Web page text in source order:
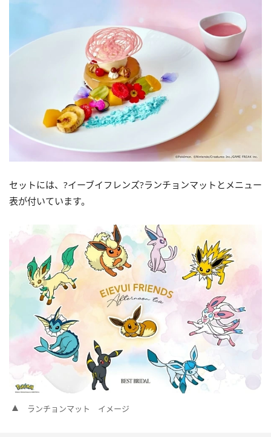
セットには、?イーブイフレンズ?ランチョンマットとメニュー
表が付いています。
ランチョンマット イメージ